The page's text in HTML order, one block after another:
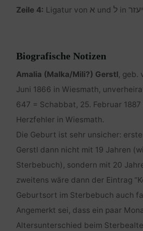
Zeile 4: Ligatur von א und ל in
Biografische Notizen
Amalia (Malka/Mili?) Gerstl, geb.
Juni 1866 in Wiesmath,
647 = Schabbat, 25. Februar 1887
Herzfehler in Wiesmath.
Die Geburt ist sehr unsicher:
Gerstl dann nicht mit 19 Jahren
Sterbebuch), sondern mit 20
zweitens wäre dann der Eintrag
Geburtsort im Sterbebuch auch
Angemerkt sei, dass ein paar
Altersunterschied beim